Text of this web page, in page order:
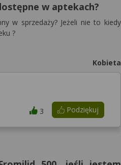
w aptekach?
w sprzedaży? Jeżeli nie to kiedy
?
Kobieta
Podziękuj
3